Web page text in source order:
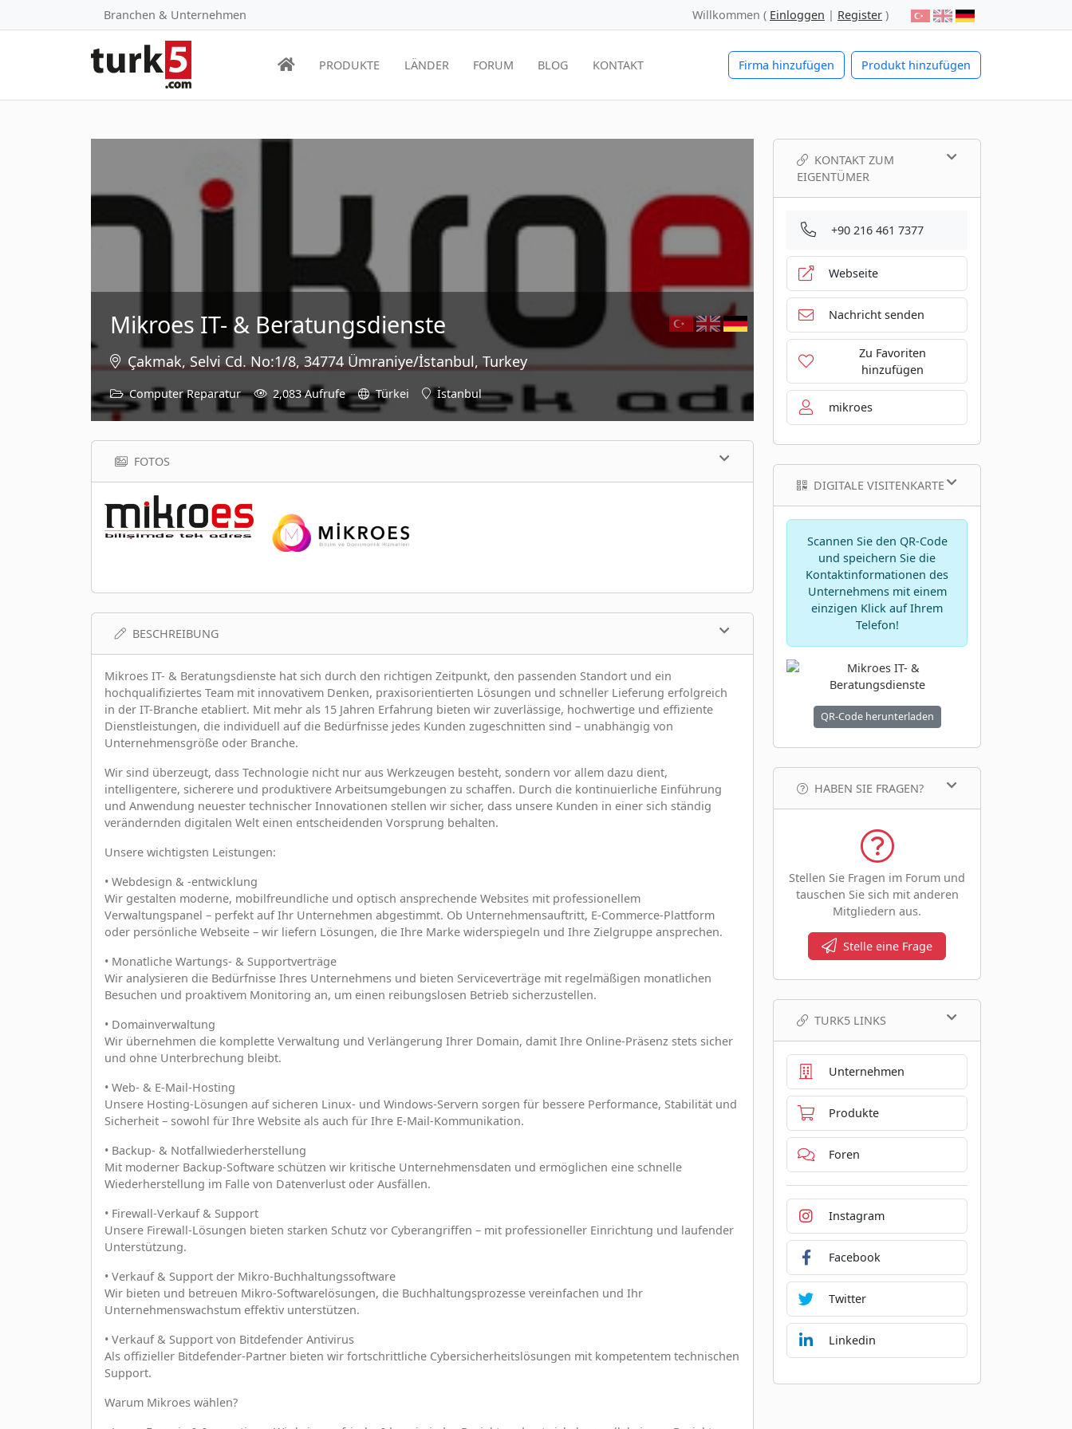
Branchen & Unternehmen Willkommen ( Einloggen | Register )
Firma hinzufügen Produkt hinzufügen
PRODUKTE LÄNDER FORUM BLOG KONTAKT
Mikroes IT- & Beratungsdienste
Çakmak, Selvi Cd. No:1/8, 34774 Ümraniye/İstanbul, Turkey
Computer Reparatur 2,083 Aufrufe Türkei İstanbul
FOTOS
BESCHREIBUNG
Mikroes IT- & Beratungsdienste hat sich durch den richtigen Zeitpunkt, den passenden Standort und ein
hochqualifiziertes Team mit innovativem Denken, praxisorientierten Lösungen und schneller Lieferung erfolgreich
in der IT-Branche etabliert. Mit mehr als 15 Jahren Erfahrung bieten wir zuverlässige, hochwertige und effiziente
Dienstleistungen, die individuell auf die Bedürfnisse jedes Kunden zugeschnitten sind – unabhängig von
Unternehmensgröße oder Branche.
Wir sind überzeugt, dass Technologie nicht nur aus Werkzeugen besteht, sondern vor allem dazu dient,
intelligentere, sicherere und produktivere Arbeitsumgebungen zu schaffen. Durch die kontinuierliche Einführung
und Anwendung neuester technischer Innovationen stellen wir sicher, dass unsere Kunden in einer sich ständig
verändernden digitalen Welt einen entscheidenden Vorsprung behalten.
Unsere wichtigsten Leistungen:
• Webdesign & -entwicklung
Wir gestalten moderne, mobilfreundliche und optisch ansprechende Websites mit professionellem
Verwaltungspanel – perfekt auf Ihr Unternehmen abgestimmt. Ob Unternehmensauftritt, E-Commerce-Plattform
oder persönliche Webseite – wir liefern Lösungen, die Ihre Marke widerspiegeln und Ihre Zielgruppe ansprechen.
• Monatliche Wartungs- & Supportverträge
Wir analysieren die Bedürfnisse Ihres Unternehmens und bieten Serviceverträge mit regelmäßigen monatlichen
Besuchen und proaktivem Monitoring an, um einen reibungslosen Betrieb sicherzustellen.
• Domainverwaltung
Wir übernehmen die komplette Verwaltung und Verlängerung Ihrer Domain, damit Ihre Online-Präsenz stets sicher
und ohne Unterbrechung bleibt.
• Web- & E-Mail-Hosting
Unsere Hosting-Lösungen auf sicheren Linux- und Windows-Servern sorgen für bessere Performance, Stabilität und
Sicherheit – sowohl für Ihre Website als auch für Ihre E-Mail-Kommunikation.
• Backup- & Notfallwiederherstellung
Mit moderner Backup-Software schützen wir kritische Unternehmensdaten und ermöglichen eine schnelle
Wiederherstellung im Falle von Datenverlust oder Ausfällen.
• Firewall-Verkauf & Support
Unsere Firewall-Lösungen bieten starken Schutz vor Cyberangriffen – mit professioneller Einrichtung und laufender
Unterstützung.
• Verkauf & Support der Mikro-Buchhaltungssoftware
Wir bieten und betreuen Mikro-Softwarelösungen, die Buchhaltungsprozesse vereinfachen und Ihr
Unternehmenswachstum effektiv unterstützen.
• Verkauf & Support von Bitdefender Antivirus
Als offizieller Bitdefender-Partner bieten wir fortschrittliche Cybersicherheitslösungen mit kompetentem technischen
Support.
Warum Mikroes wählen?
KONTAKT ZUM
EIGENTÜMER
+90 216 461 7377
Webseite
Nachricht senden
Zu Favoriten
hinzufügen
mikroes
DIGITALE VISITENKARTE
Scannen Sie den QR-Code
und speichern Sie die
Kontaktinformationen des
Unternehmens mit einem
einzigen Klick auf Ihrem
Telefon!
QR-Code herunterladen
HABEN SIE FRAGEN?
Stellen Sie Fragen im Forum und
tauschen Sie sich mit anderen
Mitgliedern aus.
Stelle eine Frage
TURK5 LINKS
Unternehmen
Produkte
Foren
Instagram
Facebook
Twitter
Linkedin